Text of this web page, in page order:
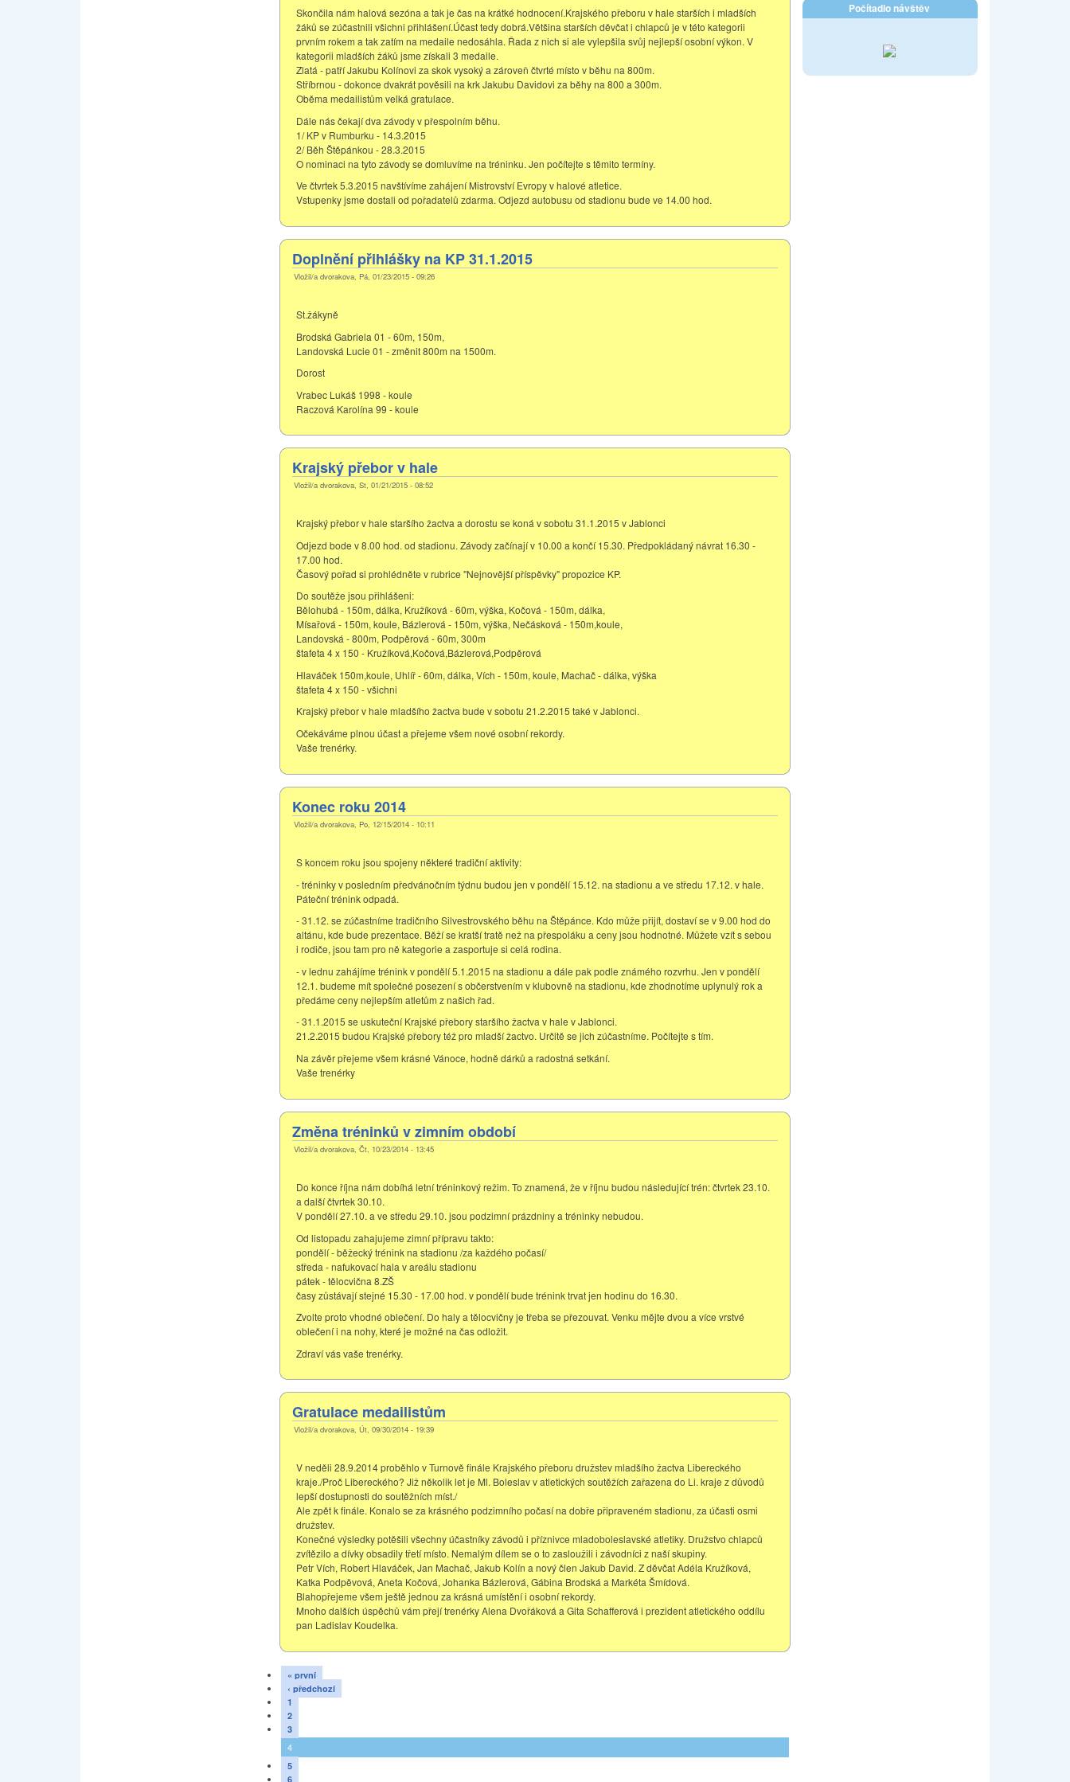
Skončila nám halová sezóna a tak je čas na krátké hodnocení.Krajského přeboru v hale starších i mladších
žáků se zúčastnili všichni přihlášení.Účast tedy dobrá.Většina starších děvčat i chlapců je v této kategorii
prvním rokem a tak zatím na medaile nedosáhla. Řada z nich si ale vylepšila svůj nejlepší osobní výkon. V
kategorii mladších žáků jsme získali 3 medaile.
Zlatá - patří Jakubu Kolínovi za skok vysoký a zároveň čtvrté místo v běhu na 800m.
Stříbrnou - dokonce dvakrát pověsili na krk Jakubu Davidovi za běhy na 800 a 300m.
Oběma medailistům velká gratulace.
Dále nás čekají dva závody v přespolním běhu.
1/ KP v Rumburku - 14.3.2015
2/ Běh Štěpánkou - 28.3.2015
O nominaci na tyto závody se domluvíme na tréninku. Jen počítejte s těmito termíny.
Ve čtvrtek 5.3.2015 navštívíme zahájení Mistrovství Evropy v halové atletice.
Vstupenky jsme dostali od pořadatelů zdarma. Odjezd autobusu od stadionu bude ve 14.00 hod.
Doplnění přihlášky na KP 31.1.2015
Vložil/a dvorakova, Pá, 01/23/2015 - 09:26
St.žákyně
Brodská Gabriela 01 - 60m, 150m,
Landovská Lucie 01 - změnit 800m na 1500m.
Dorost
Vrabec Lukáš 1998 - koule
Raczová Karolína 99 - koule
Krajský přebor v hale
Vložil/a dvorakova, St, 01/21/2015 - 08:52
Krajský přebor v hale staršího žactva a dorostu se koná v sobotu 31.1.2015 v Jablonci
Odjezd bode v 8.00 hod. od stadionu. Závody začínají v 10.00 a končí 15.30. Předpokládaný návrat 16.30 -
17.00 hod.
Časový pořad si prohlédněte v rubrice "Nejnovější příspěvky" propozice KP.
Do soutěže jsou přihlášeni:
Bělohubá - 150m, dálka, Kružíková - 60m, výška, Kočová - 150m, dálka,
Mísařová - 150m, koule, Bázlerová - 150m, výška, Nečásková - 150m,koule,
Landovská - 800m, Podpěrová - 60m, 300m
štafeta 4 x 150 - Kružíková,Kočová,Bázlerová,Podpěrová
Hlaváček 150m,koule, Uhlíř - 60m, dálka, Vích - 150m, koule, Machač - dálka, výška
štafeta 4 x 150 - všichni
Krajský přebor v hale mladšího žactva bude v sobotu 21.2.2015 také v Jablonci.
Očekáváme plnou účast a přejeme všem nové osobní rekordy.
Vaše trenérky.
Konec roku 2014
Vložil/a dvorakova, Po, 12/15/2014 - 10:11
S koncem roku jsou spojeny některé tradiční aktivity:
- tréninky v posledním předvánočním týdnu budou jen v pondělí 15.12. na stadionu a ve středu 17.12. v hale.
Páteční trénink odpadá.
- 31.12. se zúčastníme tradičního Silvestrovského běhu na Štěpánce. Kdo může přijít, dostaví se v 9.00 hod do
altánu, kde bude prezentace. Běží se kratší tratě než na přespoláku a ceny jsou hodnotné. Můžete vzít s sebou
i rodiče, jsou tam pro ně kategorie a zasportuje si celá rodina.
- v lednu zahájíme trénink v pondělí 5.1.2015 na stadionu a dále pak podle známého rozvrhu. Jen v pondělí
12.1. budeme mít společné posezení s občerstvením v klubovně na stadionu, kde zhodnotíme uplynulý rok a
předáme ceny nejlepším atletům z našich řad.
- 31.1.2015 se uskuteční Krajské přebory staršího žactva v hale v Jablonci.
21.2.2015 budou Krajské přebory též pro mladší žactvo. Určitě se jich zúčastníme. Počítejte s tím.
Na závěr přejeme všem krásné Vánoce, hodně dárků a radostná setkání.
Vaše trenérky
Změna tréninků v zimním období
Vložil/a dvorakova, Čt, 10/23/2014 - 13:45
Do konce října nám dobíhá letní tréninkový režim. To znamená, že v říjnu budou následující trén: čtvrtek 23.10.
a další čtvrtek 30.10.
V pondělí 27.10. a ve středu 29.10. jsou podzimní prázdniny a tréninky nebudou.
Od listopadu zahajujeme zimní přípravu takto:
pondělí - běžecký trénink na stadionu /za každého počasí/
středa - nafukovací hala v areálu stadionu
pátek - tělocvična 8.ZŠ
časy zůstávají stejné 15.30 - 17.00 hod. v pondělí bude trénink trvat jen hodinu do 16.30.
Zvolte proto vhodné oblečení. Do haly a tělocvičny je třeba se přezouvat. Venku mějte dvou a více vrstvé
oblečení i na nohy, které je možné na čas odložit.
Zdraví vás vaše trenérky.
Gratulace medailistům
Vložil/a dvorakova, Út, 09/30/2014 - 19:39
V neděli 28.9.2014 proběhlo v Turnově finále Krajského přeboru družstev mladšího žactva Libereckého
kraje./Proč Libereckého? Již několik let je Ml. Boleslav v atletických soutěžích zařazena do Li. kraje z důvodů
lepší dostupnosti do soutěžních míst./
Ale zpět k finále. Konalo se za krásného podzimního počasí na dobře připraveném stadionu, za účasti osmi
družstev.
Konečné výsledky potěšili všechny účastníky závodů i příznivce mladoboleslavské atletiky. Družstvo chlapců
zvítězilo a dívky obsadily třetí místo. Nemalým dílem se o to zasloužili i závodníci z naší skupiny.
Petr Vích, Robert Hlaváček, Jan Machač, Jakub Kolín a nový člen Jakub David. Z děvčat Adéla Kružíková,
Katka Podpěvová, Aneta Kočová, Johanka Bázlerová, Gábina Brodská a Markéta Šmídová.
Blahopřejeme všem ještě jednou za krásná umístění i osobní rekordy.
Mnoho dalších úspěchů vám přejí trenérky Alena Dvořáková a Gita Schafferová i prezident atletického oddílu
pan Ladislav Koudelka.
« první
‹ předchozí
1
2
3
4
5
6
Počítadlo návštěv